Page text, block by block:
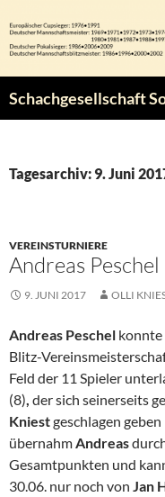
Inhalt
springen
Schachgesellschaft
Tagesarchiv: 9. Juni
VEREINSTURNIERE
Andreas
9. JUNI 2017 OLLI
Andreas Peschel konnte
Blitz-
Feld der 11 Spieler
(8), der sich seinerseits
Kniestgeschlagen
übernahmAndreas
Gesamtpunkten und
30.06. nur noch von Jan